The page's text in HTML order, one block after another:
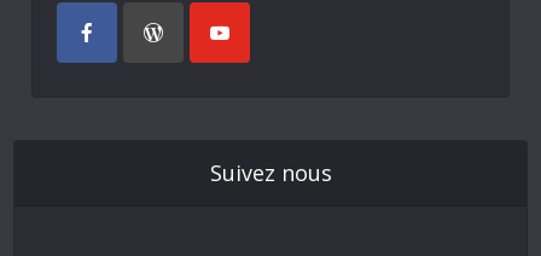
Suivez nous